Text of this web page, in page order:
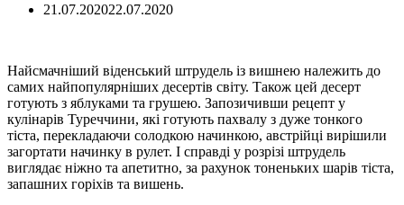
21.07.202022.07.2020
Найсмачніший віденський штрудель із вишнею належить до
самих найпопулярніших десертів світу. Також цей десерт
готують з яблуками та грушею. Запозичивши рецепт у
кулінарів Туреччини, які готують пахвалу з дуже тонкого
тіста, перекладаючи солодкою начинкою, австрійці вирішили
загортати начинку в рулет. І справді у розрізі штрудель
виглядає ніжно та апетитно, за рахунок тоненьких шарів тіста,
запашних горіхів та вишень.